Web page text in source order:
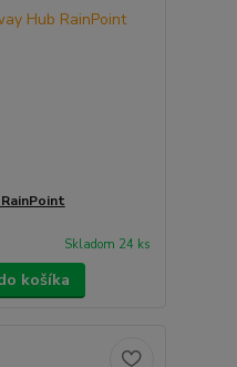
Skladom 24 ks
košíka